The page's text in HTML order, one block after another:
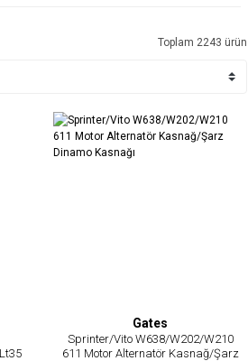
Toplam 2243 ürün
Gates
Sprinter/Vito W638/W202/W210
611 Motor Alternatör Kasnağ/Şarz